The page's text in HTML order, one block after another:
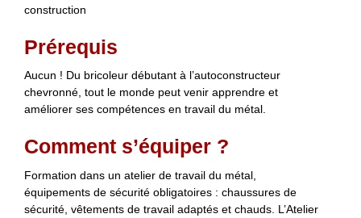
construction
Prérequis
Aucun ! Du bricoleur débutant à l’autoconstructeur
chevronné, tout le monde peut venir apprendre et
améliorer ses compétences en travail du métal.
Comment s’équiper ?
Formation dans un atelier de travail du métal,
équipements de sécurité obligatoires : chaussures de
sécurité, vêtements de travail adaptés et chauds. L’Atelier